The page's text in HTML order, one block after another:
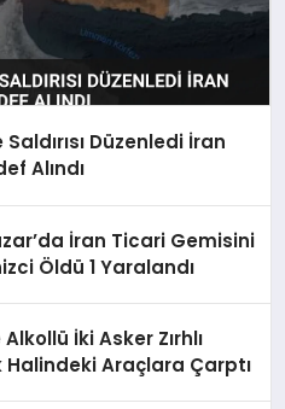
Düzenledi İran
Alındı
İran Ticari Gemisini
Öldü 1 Yaralandı
İki Asker Zırhlı
Halindeki Araçlara Çarptı